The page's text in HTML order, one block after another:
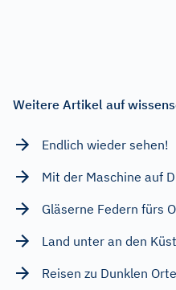
Weitere Artikel auf
Endlich wieder sehen!
Mit der Maschine auf
Gläserne Federn fürs
Land unter an den
Reisen zu Dunklen